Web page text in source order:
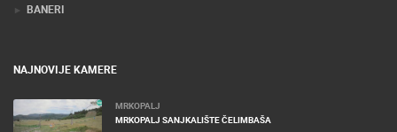
BANERI
NAJNOVIJE KAMERE
MRKOPALJ
MRKOPALJ SANJKALIŠTE ČELIMBAŠA